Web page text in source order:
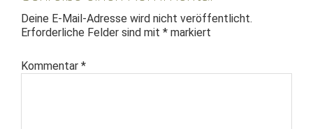
Deine E-Mail-Adresse wird nicht veröffentlicht.
Erforderliche Felder sind mit * markiert
Kommentar *